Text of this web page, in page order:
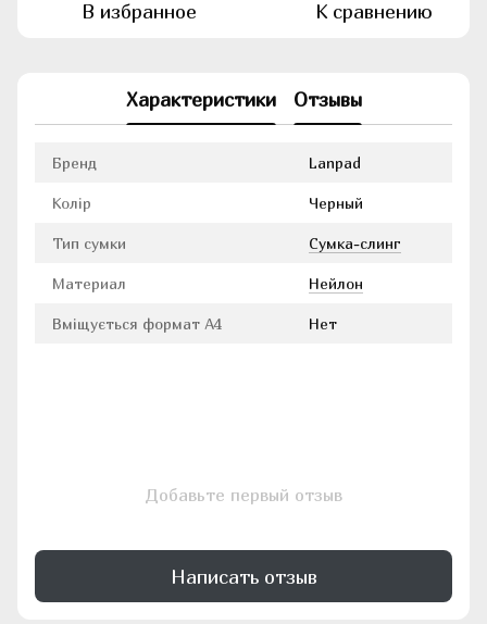
В избранное К сравнению
Характеристики Отзывы
Бренд Lanpad
Колір Черный
Тип сумки Сумка-слинг
Материал Нейлон
Вміщується формат А4 Нет
Добавьте первый отзыв
Написать отзыв